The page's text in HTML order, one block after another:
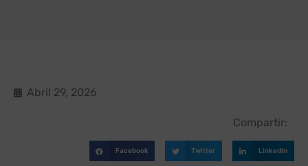
Abril 29, 2026
Compartir:
Facebook Twitter LinkedIn